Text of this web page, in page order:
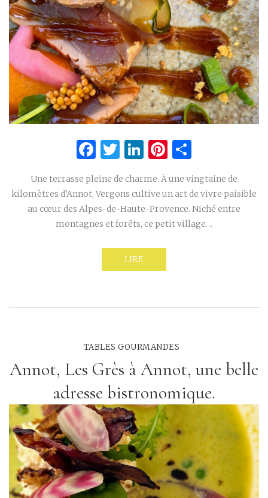
Facebook
Twitter
LinkedIn
Pinterest
Une terrasse pleine de charme. À une vingtaine de
kilomètres d’Annot, Vergons cultive un art de vivre paisible
au cœur des Alpes-de-Haute-Provence. Niché entre
montagnes et forêts, ce petit village…
LIRE
TABLES GOURMANDES
Annot, Les Grès à Annot, une belle
adresse bistronomique.